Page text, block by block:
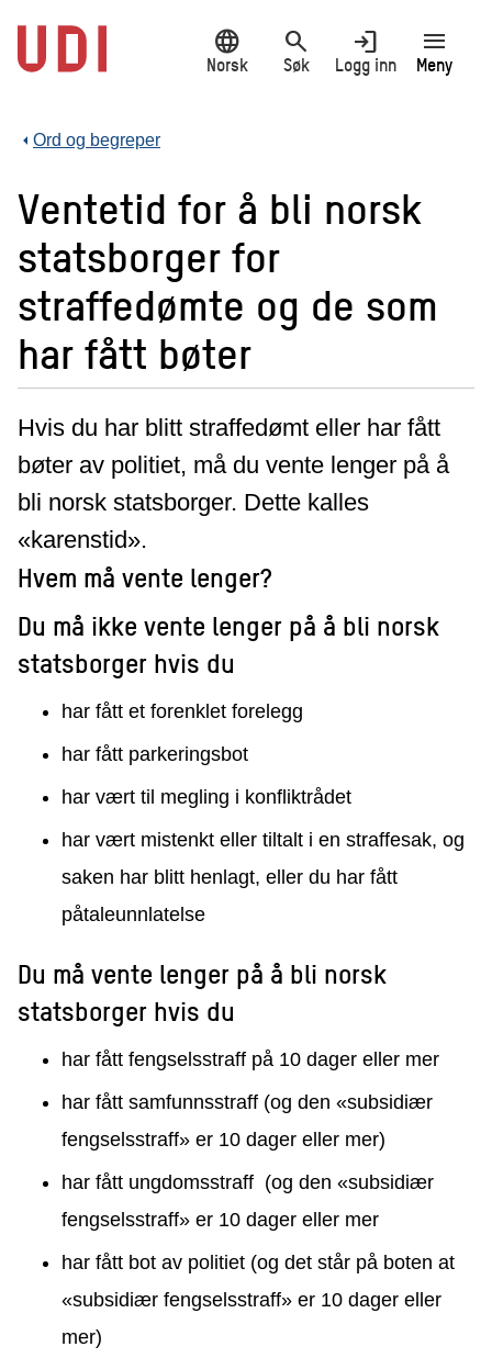
hovedinnhold
language
Norsk
search
Søk
login
Logg inn
menu
Meny
Ord og begreper
Ventetid for å bli norsk
statsborger for
straffedømte og de som
har fått bøter
Hvis du har blitt straffedømt eller har fått
bøter av politiet, må du vente lenger på å
bli norsk statsborger. Dette kalles
«karenstid».
Hvem må vente lenger?
Du må ikke vente lenger på å bli norsk
statsborger hvis du
har fått et forenklet forelegg
har fått parkeringsbot
har vært til megling i konfliktrådet
har vært mistenkt eller tiltalt i en straffesak, og
saken har blitt henlagt, eller du har fått
påtaleunnlatelse
Du må vente lenger på å bli norsk
statsborger hvis du
har fått fengselsstraff på 10 dager eller mer
har fått samfunnsstraff (og den «subsidiær
fengselsstraff» er 10 dager eller mer)
har fått ungdomsstraff (og den «subsidiær
fengselsstraff» er 10 dager eller mer
har fått bot av politiet (og det står på boten at
«subsidiær fengselsstraff» er 10 dager eller
mer)